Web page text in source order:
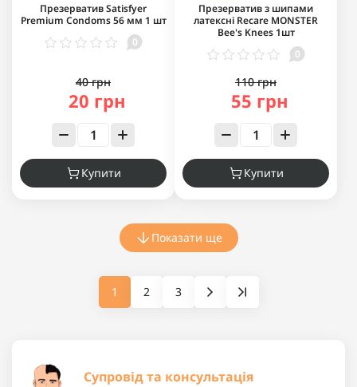
Презерватив Satisfyer
Premium Condoms 56 мм 1 шт
0
40 грн
20 грн
Купити
Презерватив з шипами
латексні Recare MONSTER
Bee's Knees 1шт
0
110 грн
55 грн
Купити
Показати ще
1 2 3
Супровід та консультація